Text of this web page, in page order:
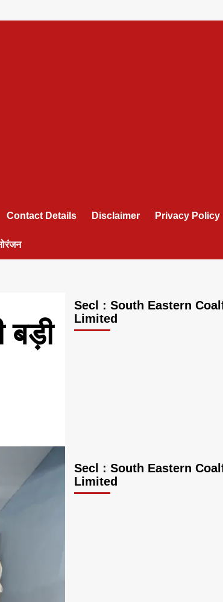
Contact Details Disclaimer Privacy Policy
Secl : South Eastern
Limited
Secl : South Eastern
Limited